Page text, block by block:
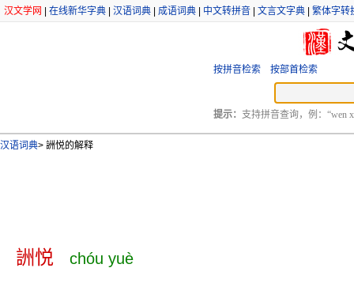
汉文学网 在线新华字典 汉语词典 成语词典 中文转拼音 文言文字典 繁体字转
按拼音检索 按部首检索
提示： 支持拼音查询，例：“wen
汉语词典> 詶悦的解释
詶悦 chóu yuè